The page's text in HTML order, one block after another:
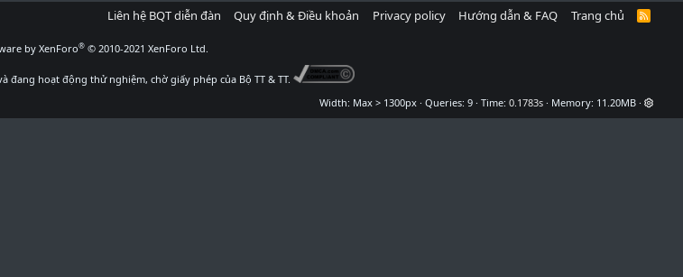
Liên hệ BQT diễn đàn Quy định & Điều khoản Privacy policy Hướng dẫn & FAQ Trang chủ
R
S
by XenForo® © 2010-2021 XenForo Ltd.
đang hoạt động thử nghiệm, chờ giấy phép của Bộ TT & TT.
Width
Queries 9 Time 0.1783s Memory 11.20MB